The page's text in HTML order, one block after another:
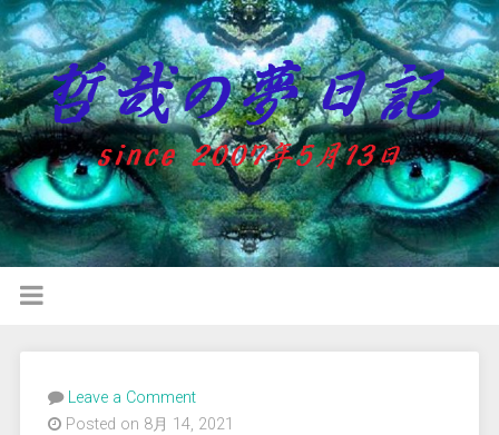
Leave a Comment
Posted on 8月 14, 2021